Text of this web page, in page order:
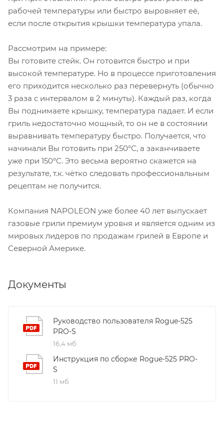
рабочей температуры или быстро выровняет её,
если после открытия крышки температура упала.
Рассмотрим на примере:
Вы готовите стейк. Он готовится быстро и при
высокой температуре. Но в процессе приготовления
его приходится несколько раз перевернуть (обычно
3 раза с интервалом в 2 минуты). Каждый раз, когда
Вы поднимаете крышку, температура падает. И если
гриль недостаточно мощный, то он не в состоянии
выравнивать температуру быстро. Получается, что
начинали Вы готовить при 250°С, а заканчиваете
уже при 150°С. Это весьма вероятно скажется на
результате, т.к. чётко следовать профессиональным
рецептам не получится.
Компания NAPOLEON уже более 40 лет выпускает
газовые грили премиум уровня и является одним из
мировых лидеров по продажам грилей в Европе и
Северной Америке.
Документы
Руководство пользователя Rogue-525
PRO-S
16,4 мб
Инструкция по сборке Rogue-525 PRO-
S
11 мб